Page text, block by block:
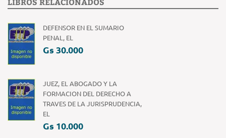
DEFENSOR EN EL SUMARIO
PENAL, EL
Gs 30.000
JUEZ, EL ABOGADO Y LA
FORMACION DEL DERECHO A
TRAVES DE LA JURISPRUDENCIA,
EL
Gs 10.000